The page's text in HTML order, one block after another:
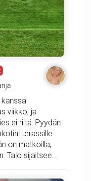
kanssa
viikko, ja
ei riitä. Pyydän
terassille.
on matkoilla,
Talo sijaitsee...